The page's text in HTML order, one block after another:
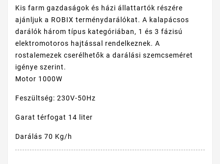
Kis farm gazdaságok és házi állattartók részére
ajánljuk a ROBIX terménydarálókat. A kalapácsos
darálók három típus kategóriában, 1 és 3 fázisú
elektromotoros hajtással rendelkeznek. A
rostalemezek cserélhetők a darálási szemcseméret
igénye szerint.
Motor 1000W
Feszültség: 230V-50Hz
Garat térfogat 14 liter
Darálás 70 Kg/h